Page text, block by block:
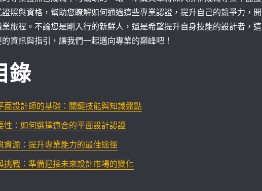
照與資格，幫助您瞭解如何通過這些專業認證，提升自己的競爭力，開
旅程。不論您是剛入行的新鮮人，還是希望提升自身技能的設計者，這
資訊與指引，讓我們一起邁向專業的巔峰吧！
錄
面設計師的基礎：關鍵技能與知識盤點
性：如何選擇適合的平面設計認證
資源：提升專業能力的最佳途徑
挑戰：準備迎接未來設計市場的變化